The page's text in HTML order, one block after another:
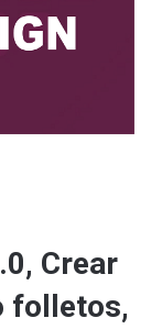
Crear
folletos,